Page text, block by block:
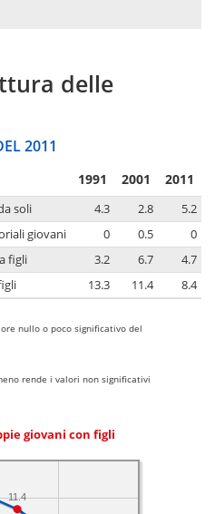
delle
2011
1991 2001 2011
soli 4.3 2.8
5.2
giovani
0 0.5
0
figli
3.2 6.7
4.7
13.3 11.4 8.4
nullo o poco significativo del
rende i valori non significativi
giovani con figli
11.4